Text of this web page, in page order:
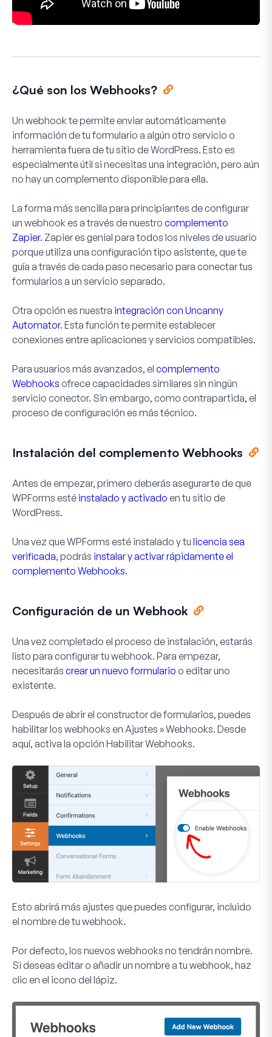
¿Qué son los Webhooks?
Un webhook te permite enviar automáticamente
información de tu formulario a algún otro servicio o
herramienta fuera de tu sitio de WordPress. Esto es
especialmente útil si necesitas una integración, pero aún
no hay un complemento disponible para ella.
La forma más sencilla para principiantes de configurar
un webhook es a través de nuestro complemento
Zapier. Zapier es genial para todos los niveles de usuario
porque utiliza una configuración tipo asistente, que te
guía a través de cada paso necesario para conectar tus
formularios a un servicio separado.
Otra opción es nuestra integración con Uncanny
Automator. Esta función te permite establecer
conexiones entre aplicaciones y servicios compatibles.
Para usuarios más avanzados, el complemento
Webhooks ofrece capacidades similares sin ningún
servicio conector. Sin embargo, como contrapartida, el
proceso de configuración es más técnico.
Instalación del complemento Webhooks
Antes de empezar, primero deberás asegurarte de que
WPForms esté instalado y activado en tu sitio de
WordPress.
Una vez que WPForms esté instalado y tu licencia sea
verificada, podrás instalar y activar rápidamente el
complemento Webhooks.
Configuración de un Webhook
Una vez completado el proceso de instalación, estarás
listo para configurar tu webhook. Para empezar,
necesitarás crear un nuevo formulario o editar uno
existente.
Después de abrir el constructor de formularios, puedes
habilitar los webhooks en Ajustes » Webhooks. Desde
aquí, activa la opción Habilitar Webhooks.
Esto abrirá más ajustes que puedes configurar, incluido
el nombre de tu webhook.
Por defecto, los nuevos webhooks no tendrán nombre.
Si deseas editar o añadir un nombre a tu webhook, haz
clic en el icono del lápiz.